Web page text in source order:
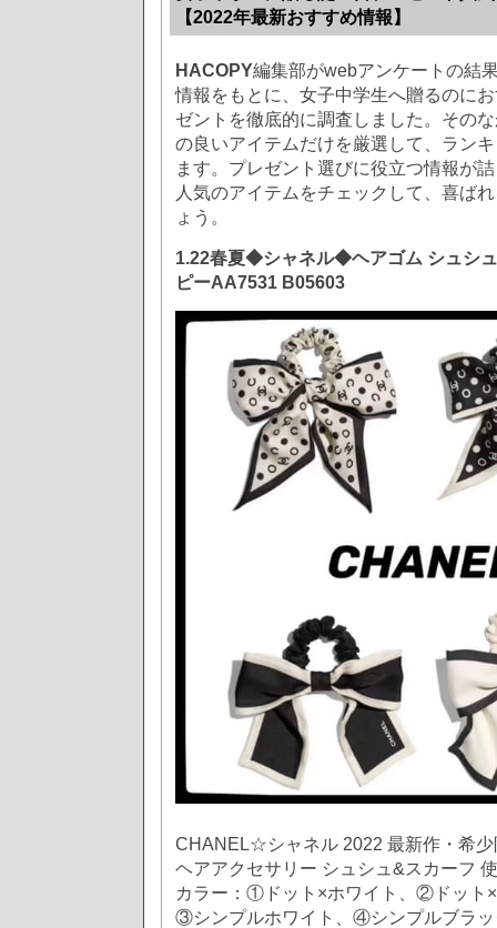
【2022年最新おすすめ情報】
HACOPY編集部がwebアンケートの結
情報をもとに、女子中学生へ贈るのに
ゼントを徹底的に調査しました。その
の良いアイテムだけを厳選して、ラン
ます。プレゼント選びに役立つ情報が
人気のアイテムをチェックして、喜ば
ょう。
1.22春夏◆シャネル◆ヘアゴム シュシ
ピーAA7531 B05603
CHANEL☆シャネル 2022 最新作・希少
ヘアアクセサリー シュシュ&スカーフ
カラー：①ドット×ホワイト、②ドット
③シンプルホワイト、④シンプルブラ